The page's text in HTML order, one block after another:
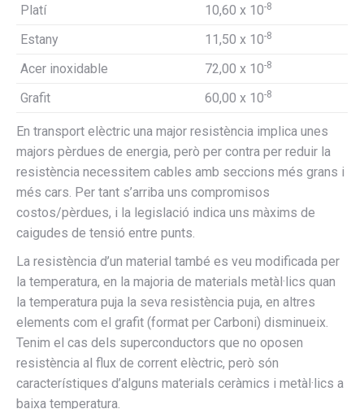
Platí 10,60 x 10-8
Estany 11,50 x 10-8
Acer inoxidable 72,00 x 10-8
Grafit 60,00 x 10-8
En transport elèctric una major resistència implica unes
majors pèrdues de energia, però per contra per reduir la
resistència necessitem cables amb seccions més grans i
més cars. Per tant s’arriba uns compromisos
costos/pèrdues, i la legislació indica uns màxims de
caigudes de tensió entre punts.
La resistència d’un material també es veu modificada per
la temperatura, en la majoria de materials metàl·lics quan
la temperatura puja la seva resistència puja, en altres
elements com el grafit (format per Carboni) disminueix.
Tenim el cas dels superconductors que no oposen
resistència al flux de corrent elèctric, però són
característiques d’alguns materials ceràmics i metàl·lics a
baixa temperatura.